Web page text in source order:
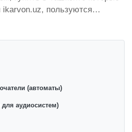
ikarvon.uz, пользуются
наших клиентов. Мы
ведущими
список которых
Мы доставляем товар в
по Узбекистану стоимость,
от ikarvon.uz — это самый
(автоматы)
для аудиосистем)